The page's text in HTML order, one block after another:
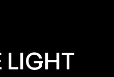
LIGHT